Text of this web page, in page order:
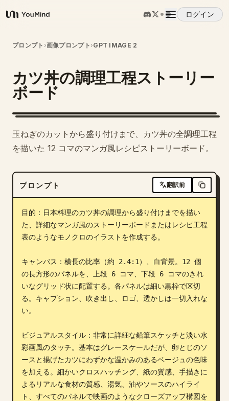
YouMind
ログイン
概要
ユースケース
スキル
プロンプト
料金
ダウンロード
ブログ
更新情報
プロンプト ›画像プロンプト ›GPT IMAGE 2
カツ丼の調理工程ストーリー
ボード
玉ねぎのカットから盛り付けまで、カツ丼の全調理工程
を描いた 12 コマのマンガ風レシピストーリーボード。
プロンプト 翻訳前
目的：日本料理のカツ丼の調理から盛り付けまでを描い
た、詳細なマンガ風のストーリーボードまたはレシピ工程
表のようなモノクロのイラストを作成する。
キャンバス：横長の比率（約 2.4:1）、白背景。12 個
の長方形のパネルを、上段 6 コマ、下段 6 コマのきれ
いなグリッド状に配置する。各パネルは細い黒枠で区切
る。キャプション、吹き出し、ロゴ、透かしは一切入れな
い。
ビジュアルスタイル：非常に詳細な鉛筆スケッチと淡い水
彩画風のタッチ。基本はグレースケールだが、卵とじのソ
ースと揚げたカツにわずかな温かみのあるベージュの色味
を加える。細かいクロスハッチング、紙の質感、手描きに
よるリアルな食材の質感、湯気、油やソースのハイライ
ト、すべてのパネルで映画のようなクローズアップ構図を